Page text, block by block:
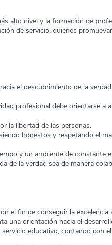
alto nivel y la formación de
de servicio, quienes
el descubrimiento de la
profesional debe orientarse a
la libertad de las personas.
honestos y respetando el
y un ambiente de constante
de la verdad sea de manera
el fin de conseguir la excelencia
una orientación hacia el
educativo, contando con